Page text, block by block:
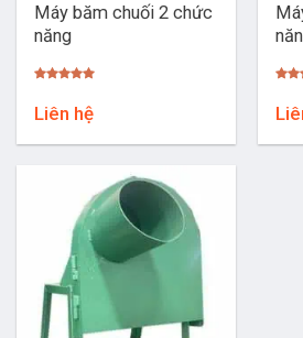
Máy băm chuối 2 chức
năng
5.00
5 sao
Liên hệ
5